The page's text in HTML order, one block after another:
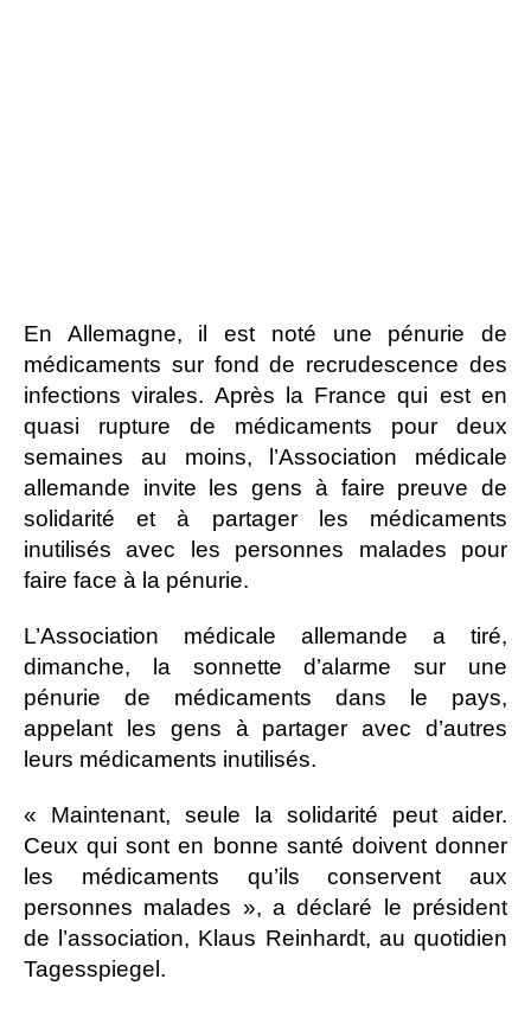
En Allemagne, il est noté une pénurie de
médicaments sur fond de recrudescence des
infections virales. Après la France qui est en
quasi rupture de médicaments pour deux
semaines au moins, l’Association médicale
allemande invite les gens à faire preuve de
solidarité et à partager les médicaments
inutilisés avec les personnes malades pour
faire face à la pénurie.
L’Association médicale allemande a tiré,
dimanche, la sonnette d’alarme sur une
pénurie de médicaments dans le pays,
appelant les gens à partager avec d’autres
leurs médicaments inutilisés.
« Maintenant, seule la solidarité peut aider.
Ceux qui sont en bonne santé doivent donner
les médicaments qu’ils conservent aux
personnes malades », a déclaré le président
de l’association, Klaus Reinhardt, au quotidien
Tagesspiegel.